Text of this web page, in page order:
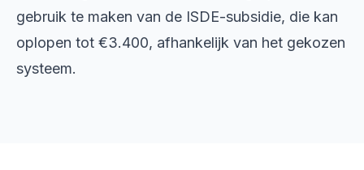
gebruik te maken van de ISDE-subsidie, die kan
oplopen tot €3.400, afhankelijk van het gekozen
systeem.